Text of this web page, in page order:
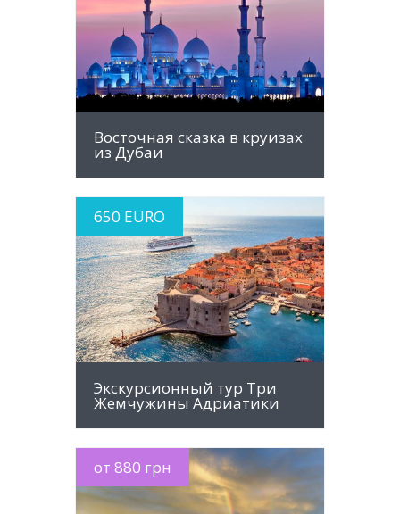
MORE INFO
Восточная сказка в круизах
из Дубаи
650 EURO
MORE INFO
Экскурсионный тур Три
Жемчужины Адриатики
от 880 грн